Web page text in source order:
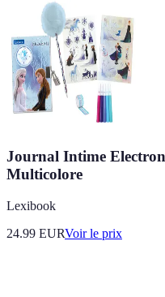
Journal Intime
Multicolore
Lexibook
24.99 EURVoir le prix